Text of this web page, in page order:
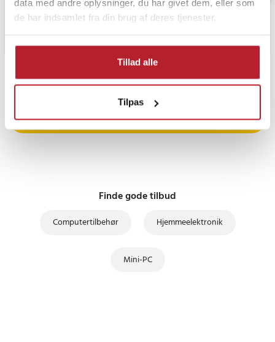
data med andre oplysninger, du har givet dem, eller som
de har indsamlet fra din brug af deres tjenester.
Tillad alle
Tilpas
PRISGARANTI
UDSALG
Finde gode tilbud
Computertilbehør Hjemmeelektronik
Mini-PC